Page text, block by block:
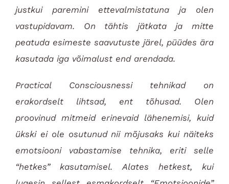
justkui paremini ettevalmistatuna ja olen
vastupidavam. On tähtis jätkata ja mitte
peatuda esimeste saavutuste järel, püüdes ära
kasutada iga võimalust end arendada.
Practical Consciousnessi tehnikad on
erakordselt lihtsad, ent tõhusad. Olen
proovinud mitmeid erinevaid lähenemisi, kuid
ükski ei ole osutunud nii mõjusaks kui näiteks
emotsiooni vabastamise tehnika, eriti selle
“hetkes” kasutamisel. Alates hetkest, kui